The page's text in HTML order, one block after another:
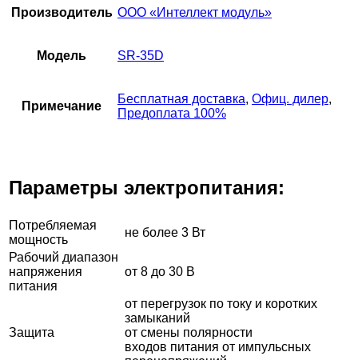
Производитель ООО «Интеллект модуль»
Модель SR-35D
Примечание
Бесплатная доставка, Офиц. дилер,
Предоплата 100%
Параметры электропитания:
Потребляемая
мощность
не более 3 Вт
Рабочий диапазон
напряжения
питания
от 8 до 30 В
Защита
от перегрузок по току и коротких
замыканий
от смены полярности
входов питания от импульсных